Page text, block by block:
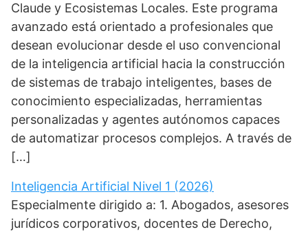
Claude y Ecosistemas Locales. Este programa
avanzado está orientado a profesionales que
desean evolucionar desde el uso convencional
de la inteligencia artificial hacia la construcción
de sistemas de trabajo inteligentes, bases de
conocimiento especializadas, herramientas
personalizadas y agentes autónomos capaces
de automatizar procesos complejos. A través de
[…]
Inteligencia Artificial Nivel 1 (2026)
Especialmente dirigido a: 1. Abogados, asesores
jurídicos corporativos, docentes de Derecho,